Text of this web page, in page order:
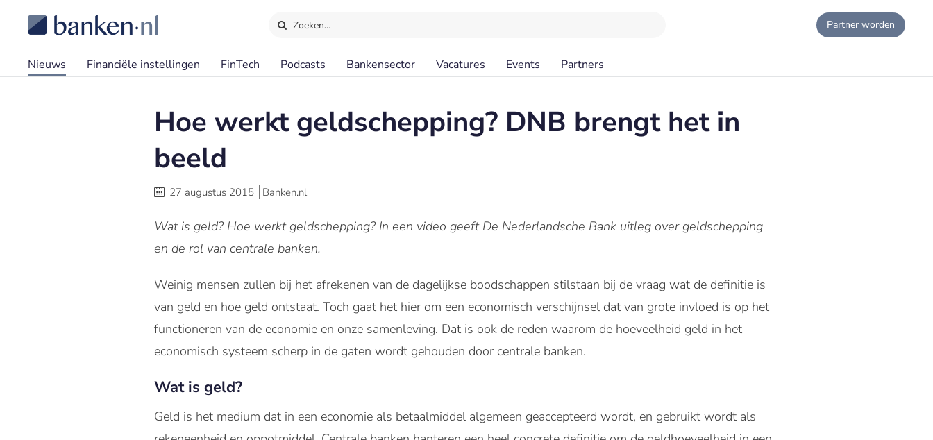
Zoeken… Partner worden
Nieuws Financiële instellingen FinTech Podcasts Bankensector Vacatures Events Partners
Hoe werkt geldschepping? DNB brengt het in
beeld
27 augustus 2015 Banken.nl
Wat is geld? Hoe werkt geldschepping? In een video geeft De Nederlandsche Bank uitleg over geldschepping
en de rol van centrale banken.
Weinig mensen zullen bij het afrekenen van de dagelijkse boodschappen stilstaan bij de vraag wat de definitie is
van geld en hoe geld ontstaat. Toch gaat het hier om een economisch verschijnsel dat van grote invloed is op het
functioneren van de economie en onze samenleving. Dat is ook de reden waarom de hoeveelheid geld in het
economisch systeem scherp in de gaten wordt gehouden door centrale banken.
Wat is geld?
Geld is het medium dat in een economie als betaalmiddel algemeen geaccepteerd wordt, en gebruikt wordt als